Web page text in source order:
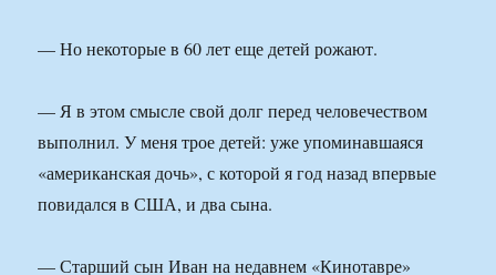
— Но некоторые в 60 лет еще детей рожают.
— Я в этом смысле свой долг перед человечеством
выполнил. У меня трое детей: уже упоминавшаяся
«американская дочь», с которой я год назад впервые
повидался в США, и два сына.
— Старший сын Иван на недавнем «Кинотавре»